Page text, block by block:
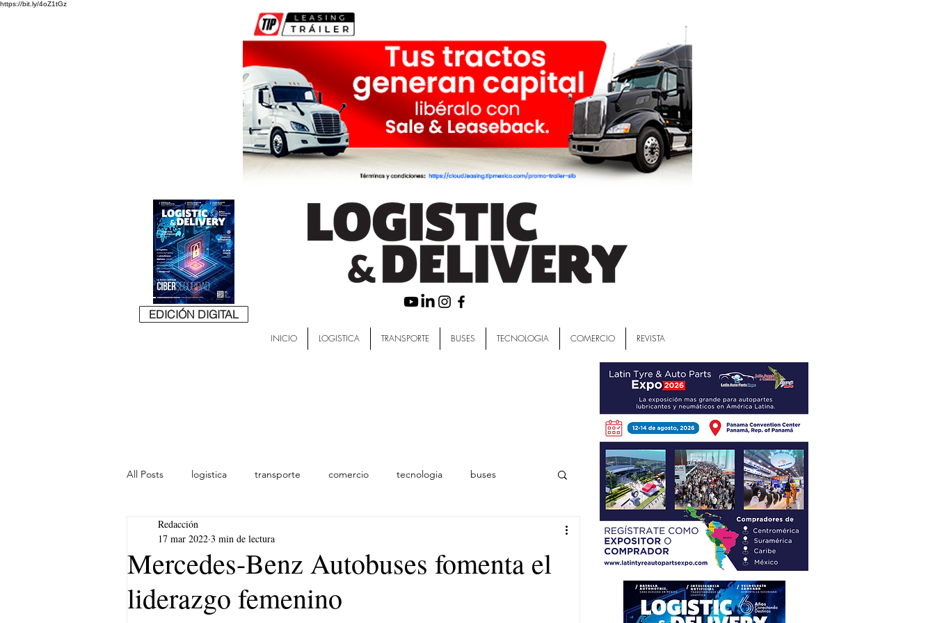
https://bit.ly/4oZ1tGz
EDICIÓN DIGITAL
INICIO LOGISTICA TRANSPORTE BUSES TECNOLOGIA COMERCIO REVISTA
All Posts logistica transporte comercio tecnologia buses
lideres
Mercedes-Benz Autobuses fomenta el
liderazgo femenino
Redacción
17 mar 2022 3 min de lectura